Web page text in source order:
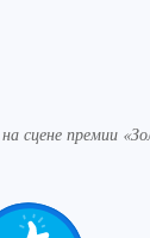
на сцене премии